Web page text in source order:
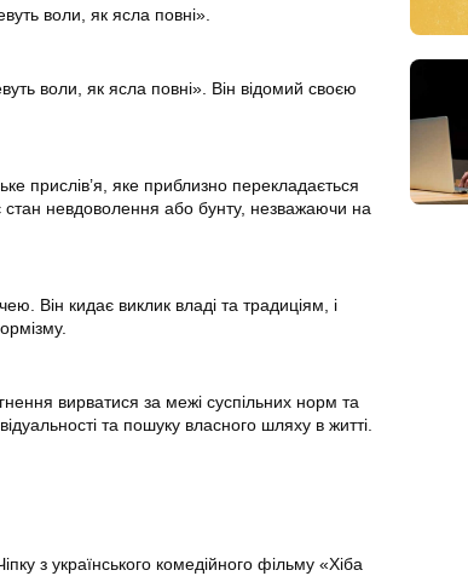
воли, як ясла повні».
воли, як ясла повні». Він відомий своєю
прислів’я, яке приблизно перекладається
стан невдоволення або бунту, незважаючи на
Він кидає виклик владі та традиціям, і
вирватися за межі суспільних норм та
та пошуку власного шляху в житті.
з українського комедійного фільму «Хіба